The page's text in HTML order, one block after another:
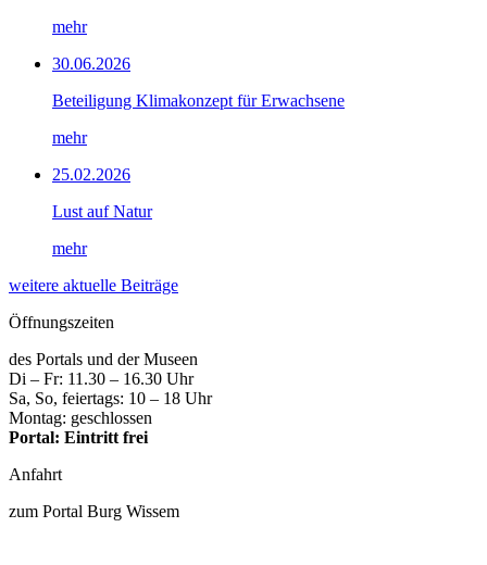
mehr
30.06.2026
Beteiligung Klimakonzept für Erwachsene
mehr
25.02.2026
Lust auf Natur
mehr
weitere aktuelle Beiträge
Öffnungszeiten
des Portals und der Museen
Di – Fr: 11.30 – 16.30 Uhr
Sa, So, feiertags: 10 – 18 Uhr
Montag: geschlossen
Portal: Eintritt frei
Anfahrt
zum Portal Burg Wissem